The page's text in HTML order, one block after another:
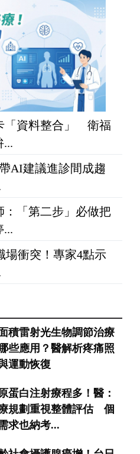
「資料整合」 衛福
...
AI建議進診間成趨
「第二步」必做把
場衝突！專家4點示
積雷射光生物調節治療
些應用？醫解析疼痛照
運動恢復
蛋白注射療程多！醫：
規劃重視整體評估 個
求也納考...